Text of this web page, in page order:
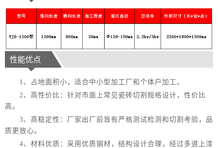
性能优点
1、占地面积小，适合中小型加工厂和个体户加工。
2、高性价比：针对市面上常见瓷砖切割规格设计，性价比
高。
3、高稳定性：厂家出厂前皆有严格测试检测和切割考验，品
质更放心。
4、材料优质：采用优质钢材，结构设计合理，经过多道上漆